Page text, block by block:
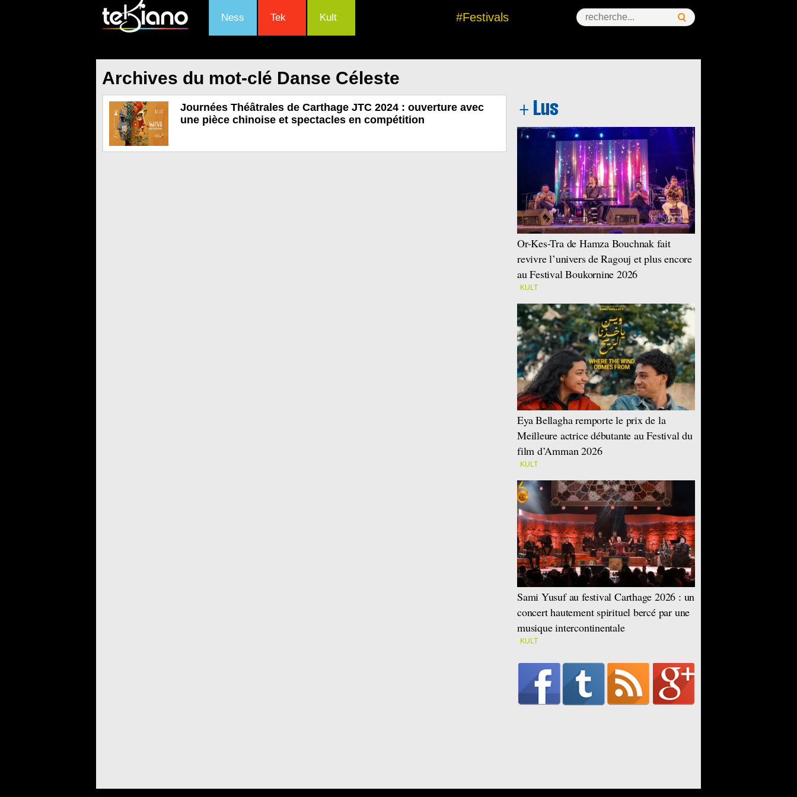
Ness Tek Kult #Festivals
Archives du mot-clé Danse Céleste
Journées Théâtrales de Carthage JTC 2024 : ouverture avec
une pièce chinoise et spectacles en compétition
Or-Kes-Tra de Hamza Bouchnak fait
revivre l’univers de Ragouj et plus encore
au Festival Boukornine 2026
KULT
Eya Bellagha remporte le prix de la
Meilleure actrice débutante au Festival du
film d’Amman 2026
KULT
Sami Yusuf au festival Carthage 2026 : un
concert hautement spirituel bercé par une
musique intercontinentale
KULT